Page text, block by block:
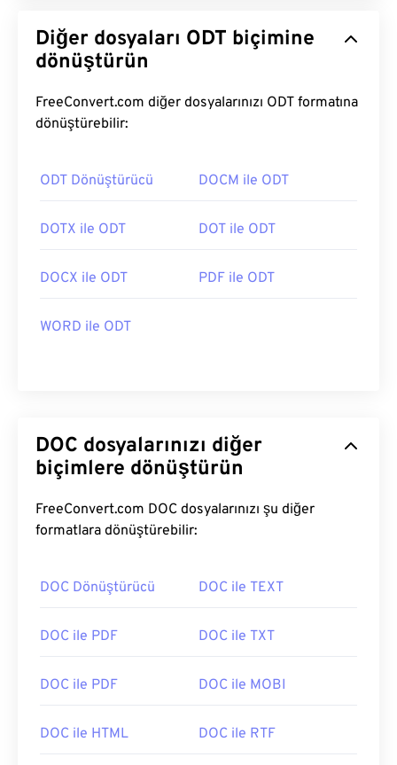
Diğer dosyaları ODT biçimine
dönüştürün
FreeConvert.com diğer dosyalarınızı ODT formatına
dönüştürebilir:
ODT Dönüştürücü DOCM ile ODT
DOTX ile ODT DOT ile ODT
DOCX ile ODT PDF ile ODT
WORD ile ODT
DOC dosyalarınızı diğer
biçimlere dönüştürün
FreeConvert.com DOC dosyalarınızı şu diğer
formatlara dönüştürebilir:
DOC Dönüştürücü DOC ile TEXT
DOC ile PDF DOC ile TXT
DOC ile PDF DOC ile MOBI
DOC ile HTML DOC ile RTF